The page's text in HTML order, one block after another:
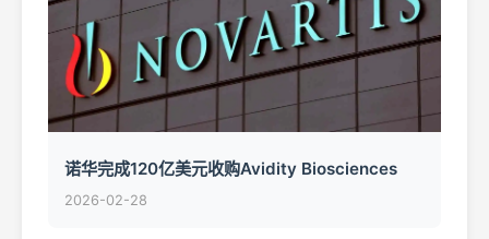
诺华完成120亿美元收购Avidity Biosciences
2026-02-28